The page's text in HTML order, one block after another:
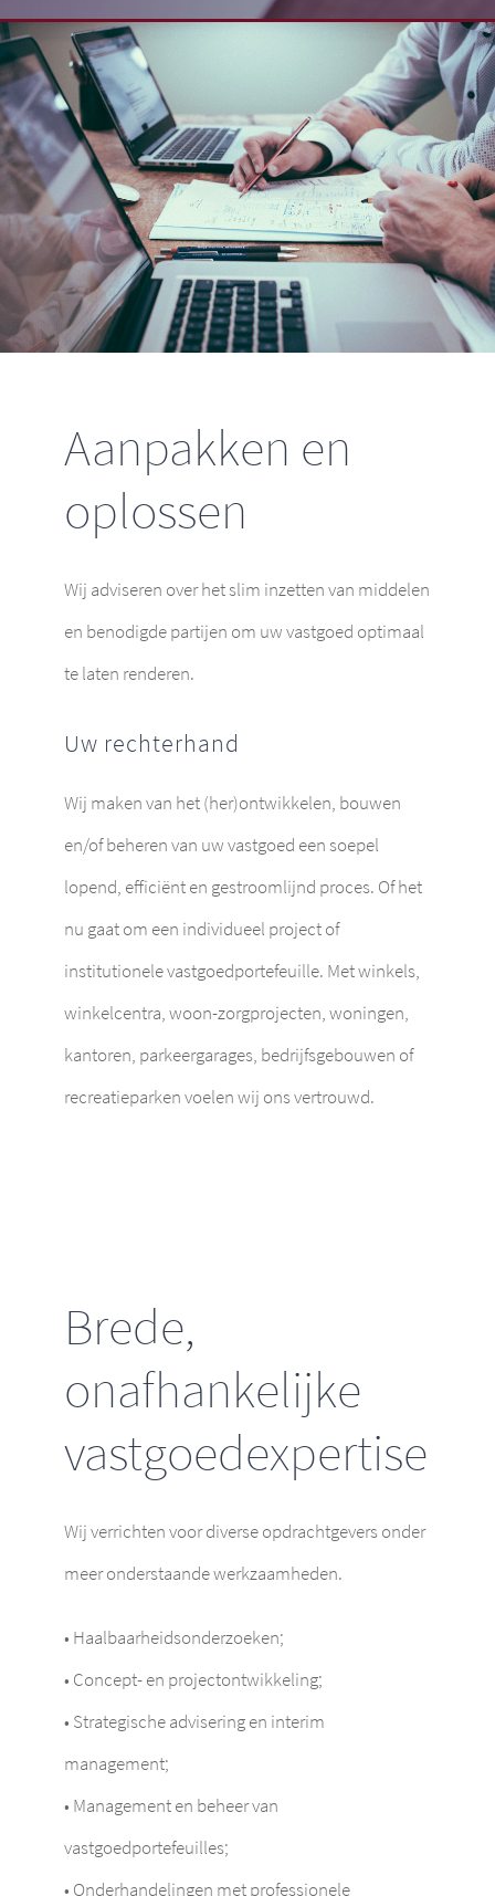
Aanpakken en
oplossen
Wij adviseren over het slim inzetten van middelen
en benodigde partijen om uw vastgoed optimaal
te laten renderen.
Uw rechterhand
Wij maken van het (her)ontwikkelen, bouwen
en/of beheren van uw vastgoed een soepel
lopend, efficiënt en gestroomlijnd proces. Of het
nu gaat om een individueel project of
institutionele vastgoedportefeuille. Met winkels,
winkelcentra, woon-zorgprojecten, woningen,
kantoren, parkeergarages, bedrijfsgebouwen of
recreatieparken voelen wij ons vertrouwd.
Brede,
onafhankelijke
vastgoedexpertise
Wij verrichten voor diverse opdrachtgevers onder
meer onderstaande werkzaamheden.
• Haalbaarheidsonderzoeken;
• Concept- en projectontwikkeling;
• Strategische advisering en interim
management;
• Management en beheer van
vastgoedportefeuilles;
• Onderhandelingen met professionele